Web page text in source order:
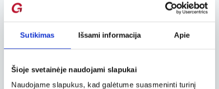
Sutikimas Išsami informacija Apie
Šioje svetainėje naudojami slapukai
Naudojame slapukus, kad galėtume suasmeninti turinį
buvome kiaurai šlapi ir vos tik pradėjome šilti
bei džiūti, autobuse pradėjo bėgti vanduo.
jie vėmė į plastikinius maišelius“, – košmarišką
kelionę vis dar mena pora. Jie taip pat
truko 12 valandų, stovėti, o Diana stengėsi
nepasekti kitų kleivių pavyzdžiu ir neapsivemti,